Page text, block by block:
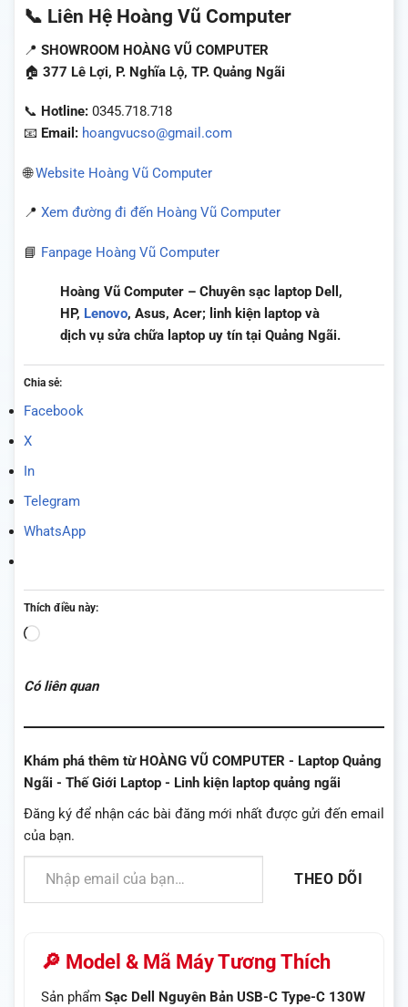
📞 Liên Hệ Hoàng Vũ Computer
📍 SHOWROOM HOÀNG VŨ COMPUTER
🏠 377 Lê Lợi, P. Nghĩa Lộ, TP. Quảng Ngãi
📞 Hotline: 0345.718.718
📧 Email: hoangvucso@gmail.com
🌐Website Hoàng Vũ Computer
📍 Xem đường đi đến Hoàng Vũ Computer
📘 Fanpage Hoàng Vũ Computer
Hoàng Vũ Computer – Chuyên sạc laptop Dell,
HP, Lenovo, Asus, Acer; linh kiện laptop và
dịch vụ sửa chữa laptop uy tín tại Quảng Ngãi.
Chia sẻ:
Facebook
X
In
Telegram
WhatsApp
Thích điều này:
Đang
Có liên quan
Khám phá thêm từ HOÀNG VŨ COMPUTER - Laptop Quảng
Ngãi - Thế Giới Laptop - Linh kiện laptop quảng ngãi
Đăng ký để nhận các bài đăng mới nhất được gửi đến email
của bạn.
Nhập email của bạn…
THEO DÕI
🔎 Model & Mã Máy Tương Thích
Sản phẩm Sạc Dell Nguyên Bản USB-C Type-C 130W